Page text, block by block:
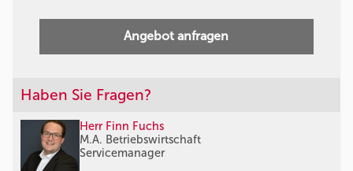
Angebot anfragen
Haben Sie Fragen?
Herr Finn Fuchs
M.A. Betriebswirtschaft
Servicemanager